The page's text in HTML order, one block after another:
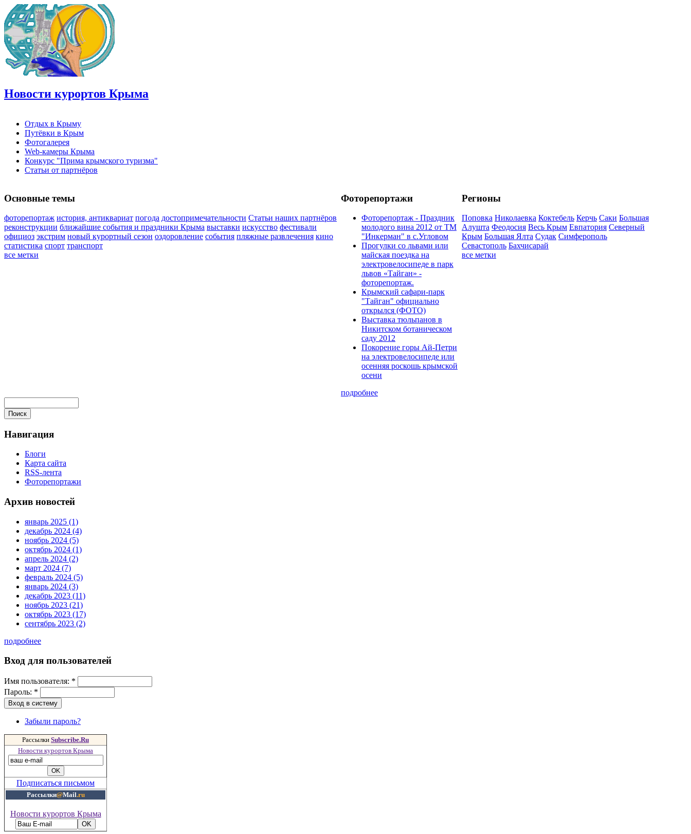
Новости курортов Крыма
Отдых в Крыму
Путёвки в Крым
Фотогалерея
Web-камеры Крыма
Конкурс "Прима крымского туризма"
Статьи от партнёров
Основные темы
фоторепортаж история, антиквариат погода достопримечательности Статьи наших партнёров
реконструкции ближайшие события и праздники Крыма выставки искусство фестивали
официоз экстрим новый курортный сезон оздоровление события пляжные развлечения кино
статистика спорт транспорт
все метки
Фоторепортажи
Фоторепортаж - Праздник
молодого вина 2012 от ТМ
"Инкерман" в с.Угловом
Прогулки cо львами или
майская поездка на
электровелосипеде в парк
львов «Тайган» -
фоторепортаж.
Крымский сафари-парк
"Тайган" официально
открылся (ФОТО)
Выставка тюльпанов в
Никитском ботаническом
саду 2012
Покорение горы Ай-Петри
на электровелосипеде или
осенняя роскошь крымской
осени
подробнее
Регионы
Поповка Николаевка Коктебель Керчь Саки Большая
Алушта Феодосия Весь Крым Евпатория Северный
Крым Большая Ялта Судак Симферополь
Севастополь Бахчисарай
все метки
Навигация
Блоги
Карта сайта
RSS-лента
Фоторепортажи
Архив новостей
январь 2025 (1)
декабрь 2024 (4)
ноябрь 2024 (5)
октябрь 2024 (1)
апрель 2024 (2)
март 2024 (7)
февраль 2024 (5)
январь 2024 (3)
декабрь 2023 (11)
ноябрь 2023 (21)
октябрь 2023 (17)
сентябрь 2023 (2)
подробнее
Вход для пользователей
Имя пользователя: *
Пароль: *
Забыли пароль?
Рассылки Subscribe.Ru
Новости курортов Крыма
Подписаться письмом
Рассылки@Mail.ru
Новости курортов Крыма